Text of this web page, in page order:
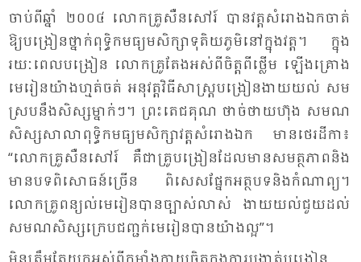
ចាប់​ពី​ឆ្នាំ ២០០៤ លោក​គ្រូ​សឺន​សៅរ៍ បាន​វត្ត​សំ​រោង​ឯក​ចាត់​
ឱ្យ​បង្រៀន​ថ្នាក់​ពុទ្ធិក​មធ្យម​សិក្សា​ទុតិយ​ភូមិ​នៅ​ក្នុង​វត្ត។ ក្នុង​
រយៈ​ពេល​បង្រៀន លោក​គ្រូ​តែង​អស់​ពី​ចិត្ត​ពី​ថ្លើម ឡើង​គ្រោង​
មេ​រៀន​យ៉ាង​ហ្មត់​ចត់ អនុ​វត្ត​វិធី​សាស្រ្ត​បង្រៀន​ងាយ​យល់ សម​
ស្រប​នឹង​សិស្ស​ម្នាក់ៗ។ ព្រះ​តេជ​គុណ ថាច់​ថាយ​ហ៊ុង សម​ណ​
សិស្ស​សា​លា​ពុទ្ធិក​មធ្យម​សិក្សា​វត្ត​សំ​រោង​ឯក មាន​ថេរ​ដី​កា៖
“លោក​គ្រូ​សឺន​សៅរ៍ គឺ​ជា​គ្រូ​បង្រៀន​ដែល​មាន​សមត្ថ​ភាព​និង​
មាន​បទ​ពិ​សោធន៍​ច្រើន ពិ​សេស​ផ្នែក​អត្ថ​បទ​និង​កំ​ណាព្យ។
លោក​គ្រូ​ពន្យល់​មេ​រៀន​បាន​ច្បាស់​លាស់ ងាយ​យល់​ជួយ​ដល់​
សម​ណ​សិស្ស​ក្រេប​ជញ្ជក់​មេ​រៀន​បាន​យ៉ាង​ល្អ”។